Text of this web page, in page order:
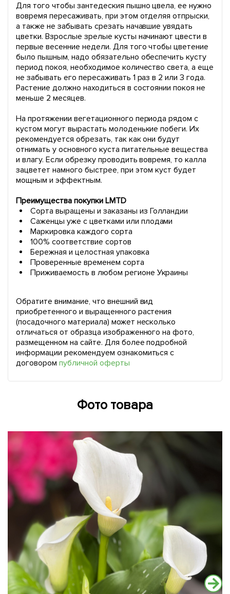
Для того чтобы зантедеския пышно цвела, ее нужно
вовремя пересаживать, при этом отделяя отпрыски,
а также не забывать срезать начавшие увядать
цветки. Взрослые зрелые кусты начинают цвести в
первые весенние недели. Для того чтобы цветение
было пышным, надо обязательно обеспечить кусту
период покоя, необходимое количество света, а еще
не забывать его пересаживать 1 раз в 2 или 3 года.
Растение должно находиться в состоянии покоя не
меньше 2 месяцев.
На протяжении вегетационного периода рядом с
кустом могут вырастать молоденькие побеги. Их
рекомендуется обрезать, так как они будут
отнимать у основного куста питательные вещества
и влагу. Если обрезку проводить вовремя, то калла
зацветет намного быстрее, при этом куст будет
мощным и эффектным.
Преимущества покупки LMTD
Сорта выращены и заказаны из Голландии
Саженцы уже с цветками или плодами
Маркировка каждого сорта
100% соответствие сортов
Бережная и целостная упаковка
Проверенные временем сорта
Приживаемость в любом регионе Украины
Обратите внимание, что внешний вид
приобретенного и выращенного растения
(посадочного материала) может несколько
отличаться от образца изображенного на фото,
размещенном на сайте. Для более подробной
информации рекомендуем ознакомиться с
договором публичной оферты
Фото товара